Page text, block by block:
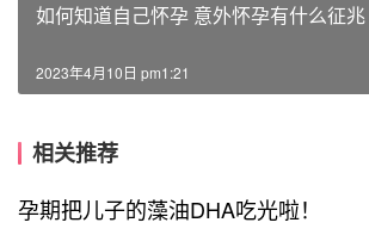
如何知道自己怀孕 意外怀孕有什么征兆
2023年4月10日 pm1:21
相关推荐
孕期把儿子的藻油DHA吃光啦！